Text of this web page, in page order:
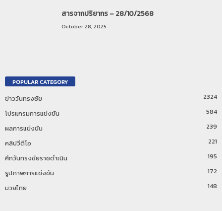
สารจากปริยากร – 28/10/2568
October 28, 2025
POPULAR CATEGORY
ข่าววันทรงชัย
2324
โปรแกรมการแข่งขัน
584
ผลการแข่งขัน
239
คลิปวีดีโอ
221
ศึกวันทรงชัยราชดำเนิน
195
รูปภาพการแข่งขัน
172
มวยไทย
148